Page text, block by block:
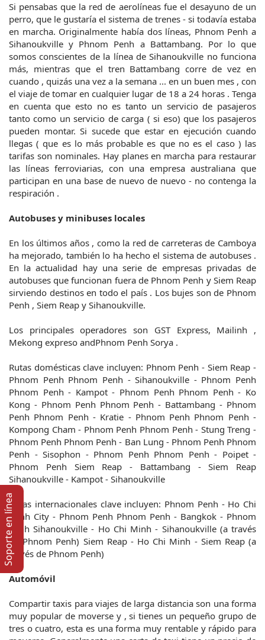
Si pensabas que la red de aerolíneas fue el desayuno de un
perro, que le gustaría el sistema de trenes - si todavía estaba
en marcha. Originalmente había dos líneas, Phnom Penh a
Sihanoukville y Phnom Penh a Battambang. Por lo que
somos conscientes de la línea de Sihanoukville no funciona
más, mientras que el tren Battambang corre de vez en
cuando , quizás una vez a la semana ... en un buen mes , con
el viaje de tomar en cualquier lugar de 18 a 24 horas . Tenga
en cuenta que esto no es tanto un servicio de pasajeros
tanto como un servicio de carga ( si eso) que los pasajeros
pueden montar. Si sucede que estar en ejecución cuando
llegas ( que es lo más probable es que no es el caso ) las
tarifas son nominales. Hay planes en marcha para restaurar
las líneas ferroviarias, con una empresa australiana que
participan en una base de nuevo de nuevo - no contenga la
respiración .
Autobuses y minibuses locales
En los últimos años , como la red de carreteras de Camboya
ha mejorado, también lo ha hecho el sistema de autobuses .
En la actualidad hay una serie de empresas privadas de
autobuses que funcionan fuera de Phnom Penh y Siem Reap
sirviendo destinos en todo el país . Los bujes son de Phnom
Penh , Siem Reap y Sihanoukville.
Los principales operadores son GST Express, Mailinh ,
Mekong expreso andPhnom Penh Sorya .
Rutas domésticas clave incluyen: Phnom Penh - Siem Reap -
Phnom Penh Phnom Penh - Sihanoukville - Phnom Penh
Phnom Penh - Kampot - Phnom Penh Phnom Penh - Ko
Kong - Phnom Penh Phnom Penh - Battambang - Phnom
Penh Phnom Penh - Kratie - Phnom Penh Phnom Penh -
Kompong Cham - Phnom Penh Phnom Penh - Stung Treng -
Phnom Penh Phnom Penh - Ban Lung - Phnom Penh Phnom
Penh - Sisophon - Phnom Penh Phnom Penh - Poipet -
Phnom Penh Siem Reap - Battambang - Siem Reap
Sihanoukville - Kampot - Sihanoukville
Rutas internacionales clave incluyen: Phnom Penh - Ho Chi
Minh City - Phnom Penh Phnom Penh - Bangkok - Phnom
Penh Sihanoukville - Ho Chi Minh - Sihanoukville (a través
de Phnom Penh) Siem Reap - Ho Chi Minh - Siem Reap (a
través de Phnom Penh)
Automóvil
Compartir taxis para viajes de larga distancia son una forma
muy popular de moverse y , si tienes un pequeño grupo de
tres o cuatro, esta es una forma muy rentable y rápido para
Soporte en lí­nea